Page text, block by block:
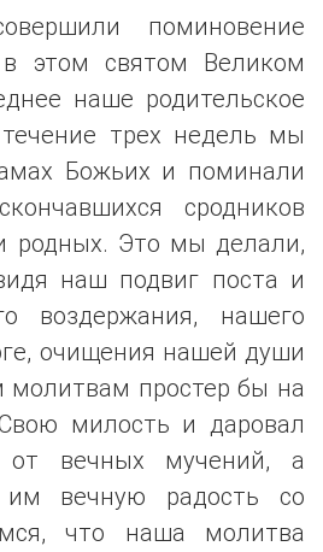
поминовение
этом святом Великом
наше родительское
трех недель мы
Божьих и поминали
сродников
родных. Это мы делали,
наш подвиг поста и
воздержания, нашего
очищения нашей души
молитвам простер бы на
милость и даровал
от вечных мучений, а
вечную радость со
что наша молитва